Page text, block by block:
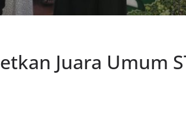
Juara Umum